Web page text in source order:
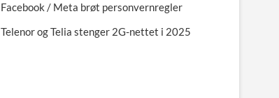
Facebook / Meta brøt personvernregler
Telenor og Telia stenger 2G-nettet i 2025